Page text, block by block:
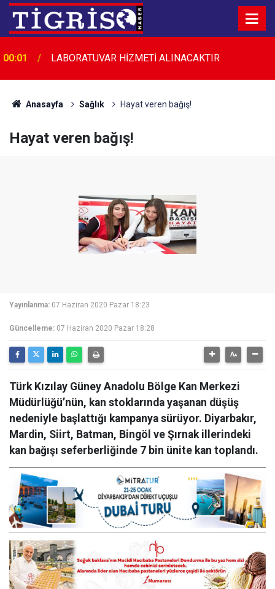
23:45 Diyarbakır’da düğün salonunda kavga: 5 yaralı
Anasayfa Sağlık Hayat veren bağış!
Hayat veren bağış!
Yayınlanma: 07 Haziran 2020 Pazar 18:23
Güncelleme: 07 Haziran 2020 Pazar 18:28
Türk Kızılay Güney Anadolu Bölge Kan Merkezi
Müdürlüğü’nün, kan stoklarında yaşanan düşüş
nedeniyle başlattığı kampanya sürüyor. Diyarbakır,
Mardin, Siirt, Batman, Bingöl ve Şırnak illerindeki
kan bağışı seferberliğinde 7 bin ünite kan toplandı.